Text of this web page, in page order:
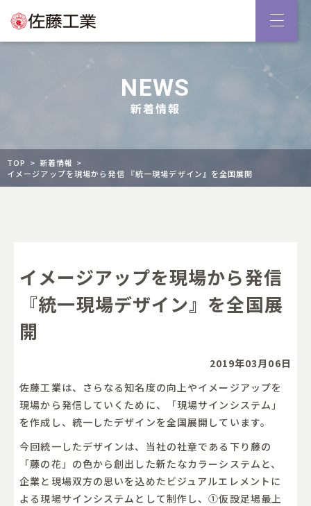
NEWS
新着情報
TOP
新着情報
イメージアップを現場から発信 『統一現場デザイン』を全国展開
イメージアップを現場から発信
『統一現場デザイン』を全国展
開
2019年03月06日
佐藤工業は、さらなる知名度の向上やイメージアップを
現場から発信していくために、「現場サインシステム」
を作成し、統一したデザインを全国展開しています。
今回統一したデザインは、当社の社章である下り藤の
「藤の花」の色から創出した新たなカラーシステムと、
企業と現場双方の思いを込めたビジュアルエレメントに
よる現場サインシステムとして制作し、①仮設足場最上